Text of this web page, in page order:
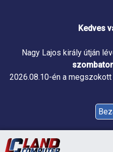
Kedves
Nagy Lajos király útján
2026.08.10-én a